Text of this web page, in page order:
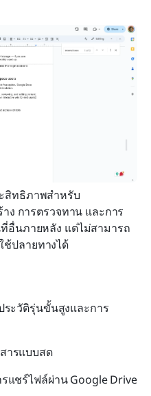
สิทธิภาพสำหรับ
ง การตรวจทาน และการ
อื่นภายหลัง แต่ไม่สามารถ
ปลายทางได้
ระวัติรุ่นขั้นสูงและการ
ารแบบสด
แชร์ไฟล์ผ่าน Google Drive